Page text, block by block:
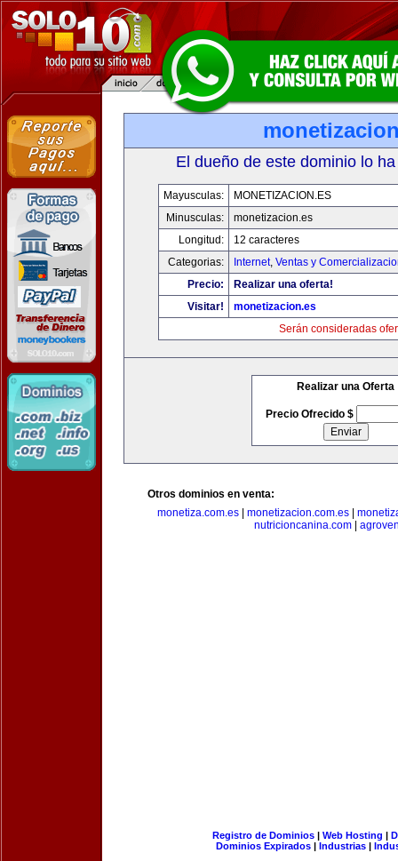
El dueño de este dominio lo
Mayusculas:
MONETIZACION.ES
Minusculas:
monetizacion.es
Longitud:
12 caracteres
Categorias:
Internet, Ventas y
Precio:
Realizar una oferta!
Visitar!
monetizacion.es
Serán consideradas
Realizar una Oferta
Precio Ofrecido $
Otros dominios en venta:
monetiza.com.es| monetizacion.com.es|
nutricioncanina.com
Registro de Dominios| Web Hosting |
Dominios Expirados | Industrias |